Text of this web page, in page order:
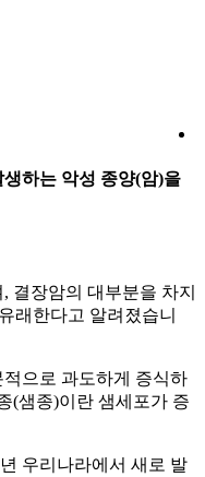
하는 악성 종양(암)을
결장암의 대부분을 차지
래한다고 알려졌습니
으로 과도하게 증식하
(샘종)이란 샘세포가 증
우리나라에서 새로 발